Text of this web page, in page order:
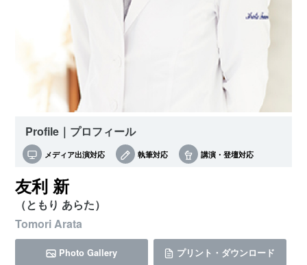
Profile｜プロフィール
メディア出演対応 執筆対応 講演・登壇対応
友利 新
（ともり あらた）
Tomori Arata
Photo Gallery プリント・ダウンロード